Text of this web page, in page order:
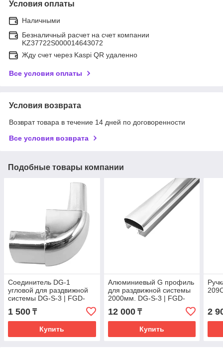
Условия оплаты
Наличными
Безналичный расчет на счет компании
KZ37722S000014643072
Жду счет через Kaspi QR удаленно
Все условия оплаты
Условия возврата
Возврат товара в течение 14 дней по договоренности
Все условия возврата
Подобные товары компании
Соединитель DG-1
угловой для раздвижной
системы DG-S-3 | FGD-
266.2 CR | Хром
1 500 ₸
Купить
Алюминиевый G профиль
для раздвижной системы
2000мм. DG-S-3 | FGD-
266.3 CR | Хром
12 000₸
Купить
2